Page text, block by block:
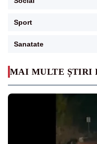
MAI MULTE ȘTIRI
Sport
Sanatate